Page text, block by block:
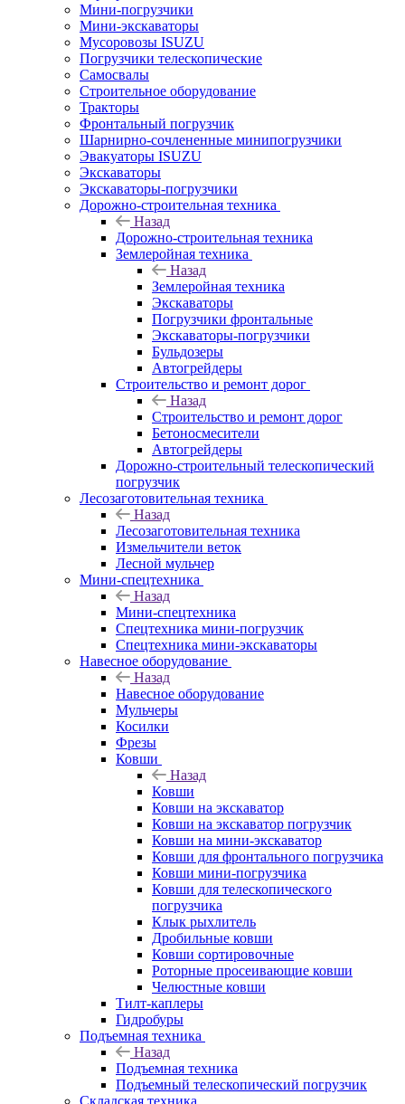
Мини-погрузчики
Мини-экскаваторы
Мусоровозы ISUZU
Погрузчики телескопические
Самосвалы
Строительное оборудование
Тракторы
Фронтальный погрузчик
Шарнирно-сочлененные минипогрузчики
Эвакуаторы ISUZU
Экскаваторы
Экскаваторы-погрузчики
Дорожно-строительная техника
Назад
Дорожно-строительная техника
Землеройная техника
Назад
Землеройная техника
Экскаваторы
Погрузчики фронтальные
Экскаваторы-погрузчики
Бульдозеры
Автогрейдеры
Строительство и ремонт дорог
Назад
Строительство и ремонт дорог
Бетоносмесители
Автогрейдеры
Дорожно-строительный телескопический
погрузчик
Лесозаготовительная техника
Назад
Лесозаготовительная техника
Измельчители веток
Лесной мульчер
Мини-спецтехника
Назад
Мини-спецтехника
Спецтехника мини-погрузчик
Спецтехника мини-экскаваторы
Навесное оборудование
Назад
Навесное оборудование
Мульчеры
Косилки
Фрезы
Ковши
Назад
Ковши
Ковши на экскаватор
Ковши на экскаватор погрузчик
Ковши на мини-экскаватор
Ковши для фронтального погрузчика
Ковши мини-погрузчика
Ковши для телескопического
погрузчика
Клык рыхлитель
Дробильные ковши
Ковши сортировочные
Роторные просеивающие ковши
Челюстные ковши
Тилт-каплеры
Гидробуры
Подъемная техника
Назад
Подъемная техника
Подъемный телескопический погрузчик
Складская техника